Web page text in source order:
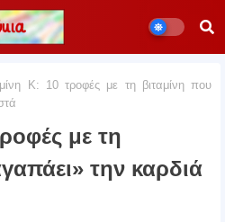
K: 10 τροφές με τη βιταμίνη που
με τη
την καρδιά